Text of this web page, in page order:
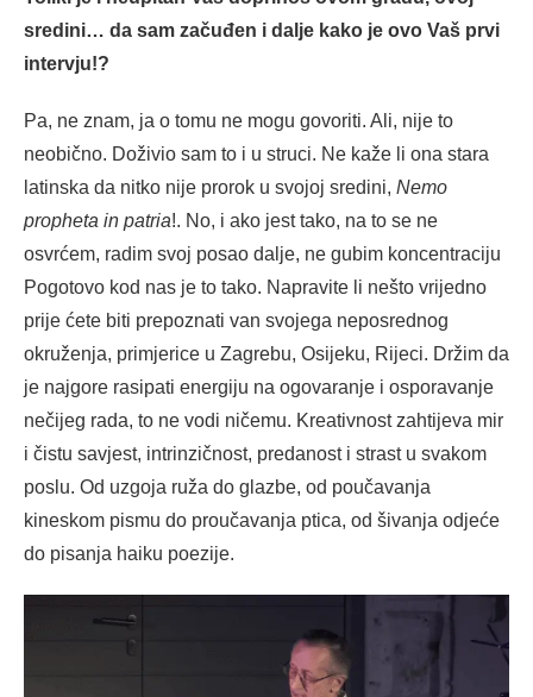
sredini… da sam začuđen i dalje kako je ovo Vaš prvi
intervju!?
Pa, ne znam, ja o tomu ne mogu govoriti. Ali, nije to
neobično. Doživio sam to i u struci. Ne kaže li ona stara
latinska da nitko nije prorok u svojoj sredini, Nemo
propheta in patria!. No, i ako jest tako, na to se ne
osvrćem, radim svoj posao dalje, ne gubim koncentraciju
Pogotovo kod nas je to tako. Napravite li nešto vrijedno
prije ćete biti prepoznati van svojega neposrednog
okruženja, primjerice u Zagrebu, Osijeku, Rijeci. Držim da
je najgore rasipati energiju na ogovaranje i osporavanje
nečijeg rada, to ne vodi ničemu. Kreativnost zahtijeva mir
i čistu savjest, intrinzičnost, predanost i strast u svakom
poslu. Od uzgoja ruža do glazbe, od poučavanja
kineskom pismu do proučavanja ptica, od šivanja odjeće
do pisanja haiku poezije.